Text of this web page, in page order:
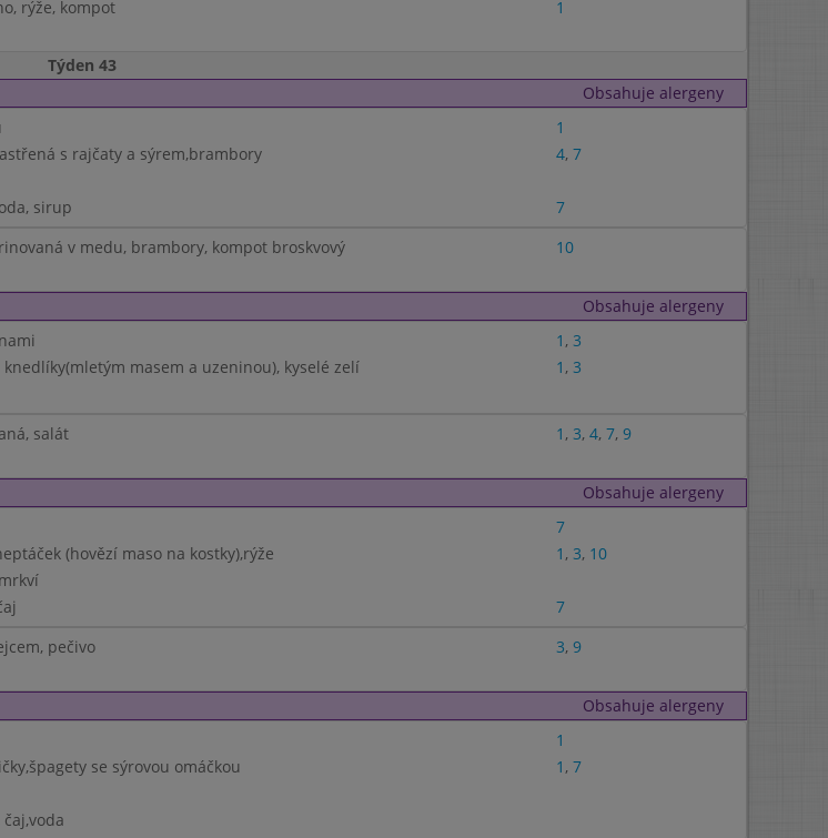
rýže, kompot 1
Týden 43
Obsahuje alergeny
1
s rajčaty a sýrem,brambory 4, 7
sirup 7
v medu, brambory, kompot broskvový 10
Obsahuje alergeny
1 , 3
masem a uzeninou), kyselé zelí 1 , 3
salát 1 , 3, 4, 7, 9
Obsahuje alergeny
7
(hovězí maso na kostky),rýže 1 , 3, 10
7
pečivo 3, 9
Obsahuje alergeny
1
se sýrovou omáčkou 1 , 7